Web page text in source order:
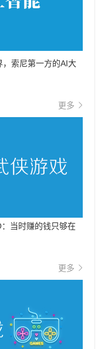
索尼第一方的AI大
更多
当时赚的钱只够在
更多